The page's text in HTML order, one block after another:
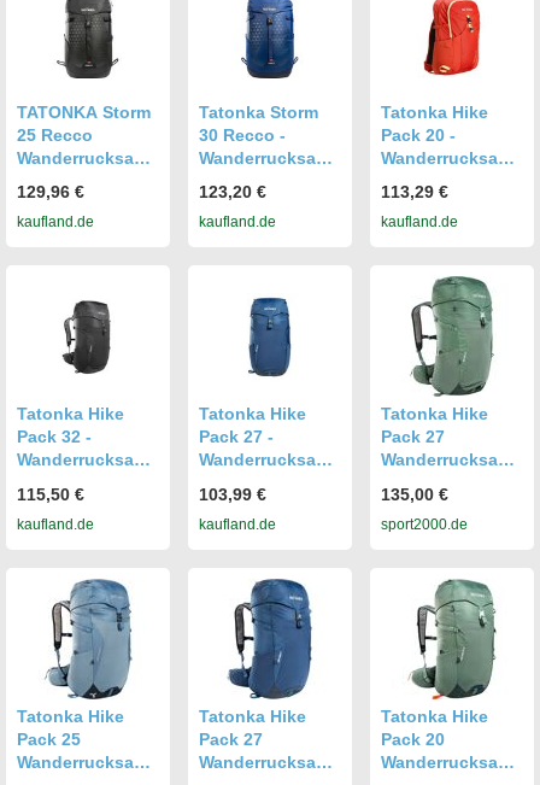
TATONKA Storm
25 Recco
Wanderrucksack
129,96 €
kaufland.de
Tatonka Storm
30 Recco -
Wanderrucksack,
blue
123,20 €
kaufland.de
Tatonka Hike
Pack 20 -
Wanderrucksack
orange)
113,29 €
kaufland.de
Tatonka Hike
Pack 32 -
Wanderrucksack
belüftetem
Netzrücken.
115,50 €
kaufland.de
Tatonka Hike
Pack 27 -
Wanderrucksack
atmungsaktiver
Rückenpo....
103,99 €
kaufland.de
Tatonka Hike
Pack 27
Wanderrucksack,
135,00 €
sport2000.de
Tatonka Hike
Pack 25
Wanderrucksack,
Tatonka Hike
Pack 27
Wanderrucksack,
Tatonka Hike
Pack 20
Wanderrucksack,